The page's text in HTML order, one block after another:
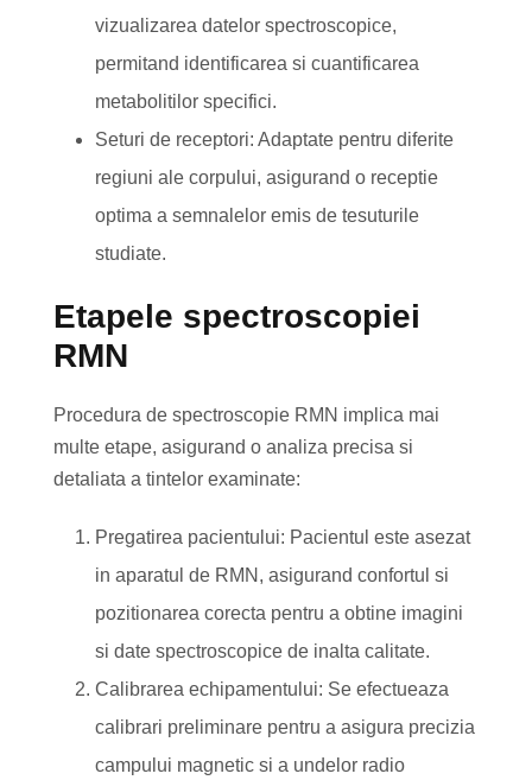
vizualizarea datelor spectroscopice,
permitand identificarea si cuantificarea
metabolitilor specifici.
Seturi de receptori: Adaptate pentru diferite
regiuni ale corpului, asigurand o receptie
optima a semnalelor emis de tesuturile
studiate.
Etapele spectroscopiei
RMN
Procedura de spectroscopie RMN implica mai
multe etape, asigurand o analiza precisa si
detaliata a tintelor examinate:
Pregatirea pacientului: Pacientul este asezat
in aparatul de RMN, asigurand confortul si
pozitionarea corecta pentru a obtine imagini
si date spectroscopice de inalta calitate.
Calibrarea echipamentului: Se efectueaza
calibrari preliminare pentru a asigura precizia
campului magnetic si a undelor radio